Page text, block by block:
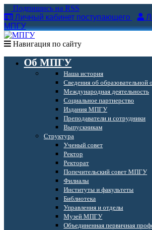
Подпишись на RSS
Личный кабинет поступающего
МПГУ
Навигация по сайту
Об МПГУ
Наша история
Сведения об образовательной
Международная деятельность
Социальное партнерство
Издания МПГУ
Преподаватели и сотрудники
Выпускникам
Структура
Ученый совет
Ректор
Ректорат
Попечительский совет МПГУ
Филиалы
Институты и факультеты
Библиотека
Управления и отделы
Музей МПГУ
Объединенная первичная